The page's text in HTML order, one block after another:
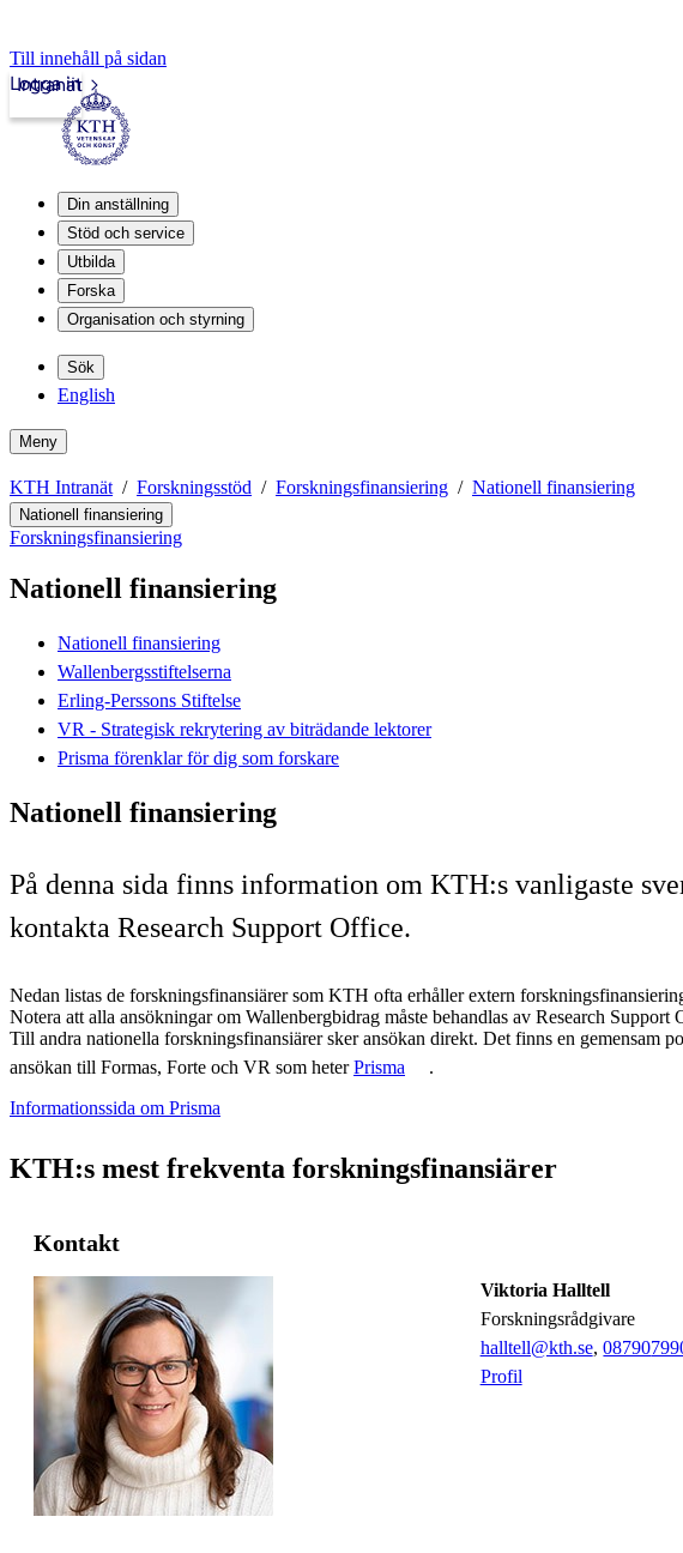
Till innehåll på sidan
Intranät
Logga in
Din anställning
Stöd och service
Utbilda
Forska
Organisation och styrning
Sök
English
Meny
KTH Intranät Forskningsstöd Forskningsfinansiering Nationell finansiering
Nationell finansiering
Forskningsfinansiering
Nationell finansiering
Nationell finansiering
Wallenbergsstiftelserna
Erling-Perssons Stiftelse
VR - Strategisk rekrytering av biträdande lektorer
Prisma förenklar för dig som forskare
Nationell finansiering
På denna sida finns information om KTH:s vanligaste
kontakta Research Support Office.
Nedan listas de forskningsfinansiärer som KTH ofta erhåller extern
Notera att alla ansökningar om Wallenbergbidrag måste behandlas av Research Support
Till andra nationella forskningsfinansiärer sker ansökan direkt. Det finns en gemensam
ansökan till Formas, Forte och VR som heterPrisma
.
Informationssida om Prisma
KTH:s mest frekventa forskningsfinansiärer
Kontakt
Viktoria Halltell
forskningsrådgivare
halltell@kth.se,08790
Profil